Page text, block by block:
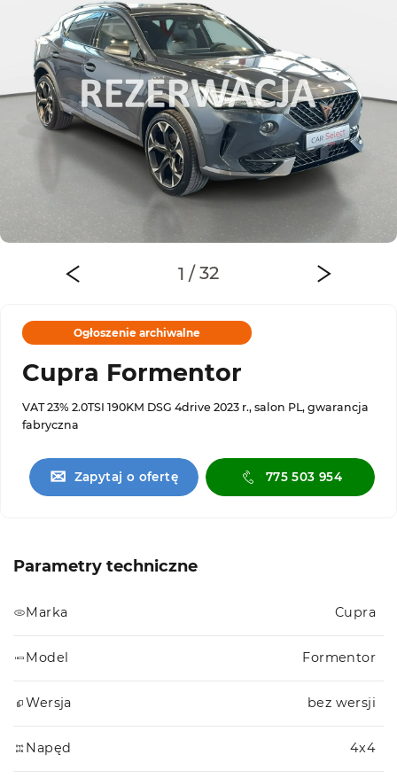
Ogłoszenie archiwalne
Cupra Formentor
VAT 23% 2.0TSI 190KM DSG 4drive 2023 r., salon PL, gwarancja
fabryczna
✉ Zapytaj o ofertę 775 503 954
Parametry techniczne
Marka Cupra
Model Formentor
Wersja bez wersji
Napęd 4x4